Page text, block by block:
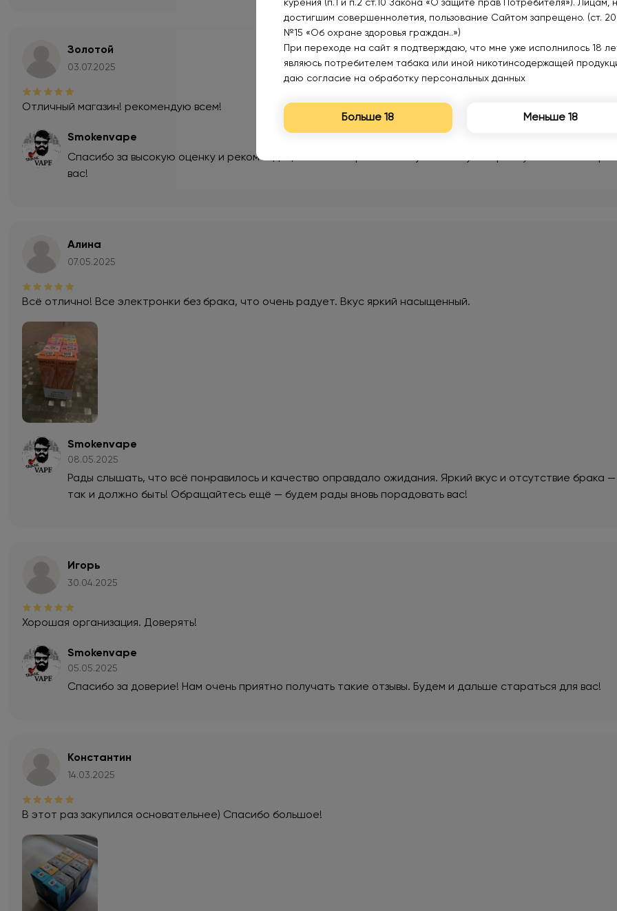
Золотой
03.07.2025
Отличный магазин! рекомендую всем!
Smokenvape
Спасибо за высокую оценку и рекомендацию! Очень приятно получать такую обратную связь —
вас!
Алина
07.05.2025
Всё отлично! Все электронки без брака, что очень радует. Вкус яркий насыщенный.
Smokenvape
08.05.2025
Рады слышать, что всё понравилось и качество оправдало ожидания. Яркий вкус и отсутствие брака
так и должно быть! Обращайтесь ещё — будем рады вновь порадовать вас!
Игорь
30.04.2025
Хорошая организация. Доверять!
Smokenvape
05.05.2025
Спасибо за доверие! Нам очень приятно получать такие отзывы. Будем и дальше стараться для вас!
Константин
14.03.2025
В этот раз закупился основательнее) Спасибо большое!
курения (п.1 и п.2 ст.10 Закона «О защите прав Потребителя»). Лицам,
достигшим совершеннолетия, пользование Сайтом запрещено. (ст.
№15 «Об охране здоровья граждан..»)
При переходе на сайт я подтверждаю, что мне уже исполнилось 18
являюсь потребителем табака или иной никотинсодержащей
даю согласие на обработку персональных данных
Больше 18 Меньше 18